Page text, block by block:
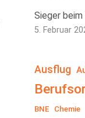
Sieger
5. Februar
Ausflug
BNE Chemie